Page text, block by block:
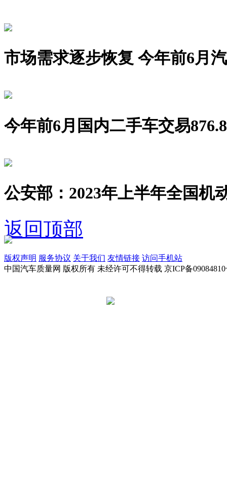
市场需求逐步恢复 今年前6月
今年前6月国内二手车交易
公安部：2023年上半年全国机
返回顶部
版权声明 服务协议 关于我们 友情链接 访问手机站
中国汽车质量网 版权所有 未经许可不得转载 京ICP备09084810